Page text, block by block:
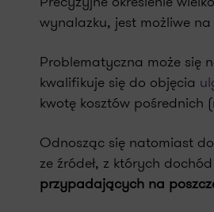
wynalazku, jest możliwe
Problematyczna może się
kwalifikuje się do objęcia
kwotę kosztów
Odnosząc się natomiast
ze źródeł, z których
przypadających na